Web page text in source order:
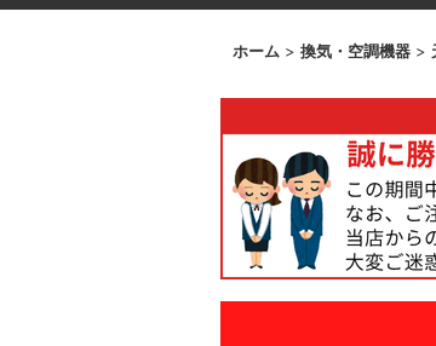
ホーム > 換気・空調機器 >